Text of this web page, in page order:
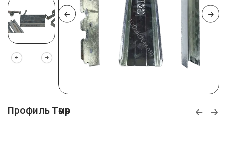
Профиль Төмөр